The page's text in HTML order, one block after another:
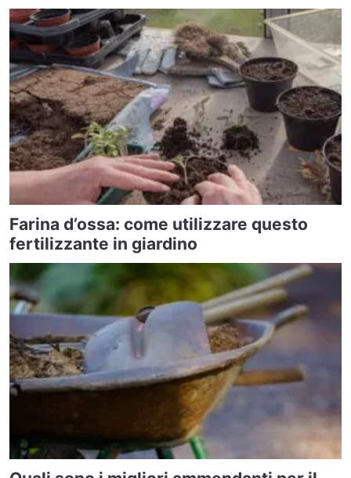
Farina d’ossa: come utilizzare questo
fertilizzante in giardino